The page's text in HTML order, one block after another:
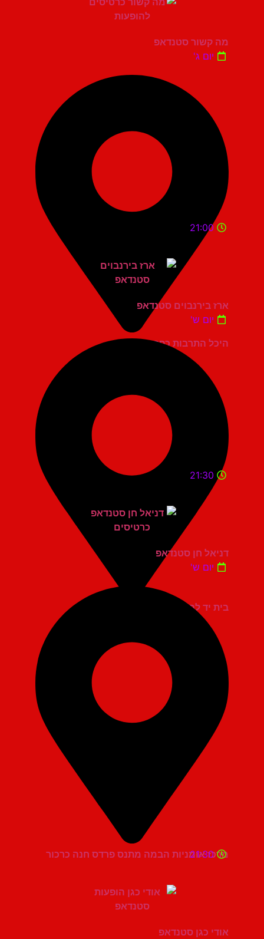
מה קשור סטנדאפ
יום ג'
היכל התרבות כפר סבא
21:00
ארז בירנבוים סטנדאפ
יום ש'
בית יד לבנים אשדוד
21:30
דניאל חן סטנדאפ
יום ש'
מרכז אומניות הבמה מתנס פרדס חנה כרכור
21:30
אודי כגן סטנדאפ